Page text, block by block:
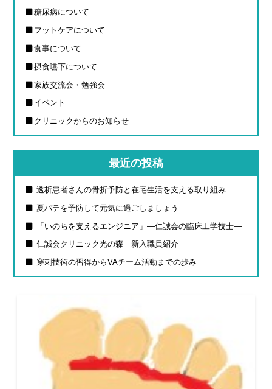
糖尿病について
フットケアについて
食事について
摂食嚥下について
家族交流会・勉強会
イベント
クリニックからのお知らせ
最近の投稿
透析患者さんの骨折予防と在宅生活を支える取り組み
夏バテを予防して元気に過ごしましょう
「いのちを支えるエンジニア」―仁誠会の臨床工学技士―
仁誠会クリニック光の森 新入職員紹介
穿刺技術の習得からVAチーム活動までの歩み